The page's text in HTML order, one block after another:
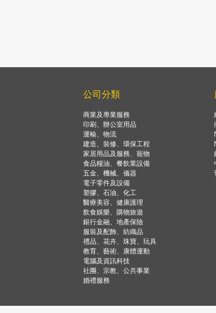
公司分類
商業及專業服務
印刷、辦公室用品
運輸、物流
建造、裝修、環保工程
家居用品及服務、寵物
食品糧油、餐飲業設備
五金、機械、儀器
電子零件及設備
塑膠、石油、化工
醫療美容、健康護理
飲食娛樂、購物旅遊
銀行金融、地產保險
服裝及配飾、紡織品
禮品、花卉、珠寶、玩具
教育、藝術、康體運動
電腦及資訊科技
社團、宗教、公共事業
婚禮服務